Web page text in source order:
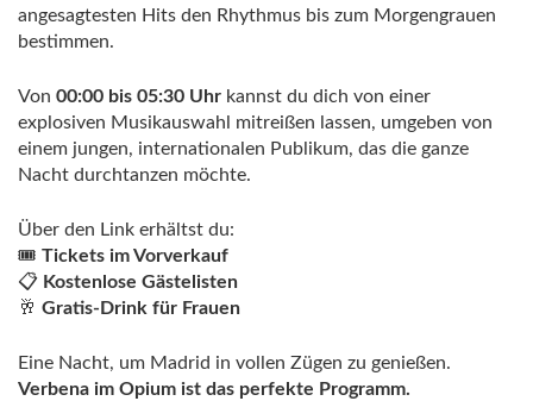
angesagtesten Hits den Rhythmus bis zum Morgengrauen
bestimmen.
Von 00:00 bis 05:30 Uhr kannst du dich von einer
explosiven Musikauswahl mitreißen lassen, umgeben von
einem jungen, internationalen Publikum, das die ganze
Nacht durchtanzen möchte.
Über den Link erhältst du:
🎟️ Tickets im Vorverkauf
📋 Kostenlose Gästelisten
🥂 Gratis-Drink für Frauen
Eine Nacht, um Madrid in vollen Zügen zu genießen.
Verbena im Opium ist das perfekte Programm.